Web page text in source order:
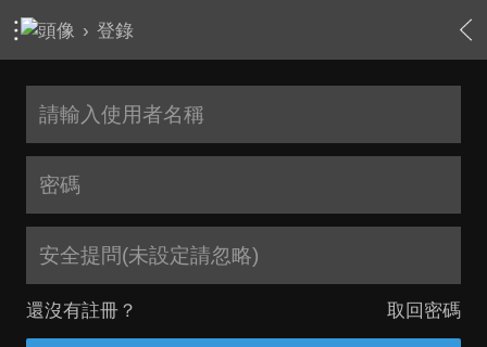
› 登錄
安全提問(未設定請忽略)
還沒有註冊？ 取回密碼